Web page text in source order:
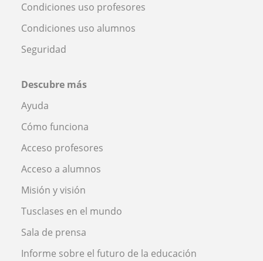
Condiciones uso profesores
Condiciones uso alumnos
Seguridad
Descubre más
Ayuda
Cómo funciona
Acceso profesores
Acceso a alumnos
Misión y visión
Tusclases en el mundo
Sala de prensa
Informe sobre el futuro de la educación